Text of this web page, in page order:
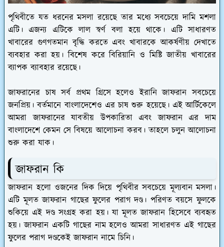
পৃথিবীতে যত ধরনের মসলা রয়েছে তার মধ্যে সবচেয়ে দামি মশলা
এটি। এজন্য এটিকে লাল স্বর্ণ বলা হয়ে থাকে। এটি সাধারণত
খাবারের গুণগতমান বৃদ্ধি করতে এবং খাবারকে আকর্ষণীয় দেখাতে
ব্যবহার করা হয়। বিশেষ করে বিরিয়ানি ও মিষ্টি জাতীয় খাবারের
ব্যাপক ব্যাবহার রয়েছে।
জাফরানের চাষ সর্ব প্রথম গ্রিসে হলেও ইরানি জাফরান সবচেয়ে
জনপ্রিয়। বর্তমানে বাংলাদেশেও এর চাষ শুরু হয়েছে। এই আর্টিকেলে
আমরা জাফরানের যাবতীয় উপকারিতা এবং জাফরান এর দাম
বাংলাদেশে কেমন সে বিষয়ে আলোচনা করব। তাহলে চলুন আলোচনা
শুরু করা যাক।
জাফরান কি
জাফরান হলো ওজনের দিক দিয়ে পৃথিবীর সবচেয়ে মূল্যবান মসলা।
এটি মূলত জাফরান গাছের ফুলের পরাগ দণ্ড। পরিণত বয়সে ফুলকে
শুকিয়ে এই দণ্ড সংগ্রহ করা হয়। যা মূলত জাফরান হিসেবে ব্যবহৃত
হয়। জাফরান একটি গাছের নাম হলেও আমরা সাধারণত এই গাছের
ফুলের পরাগ দণ্ডকেই জাফরান নামে চিনি।